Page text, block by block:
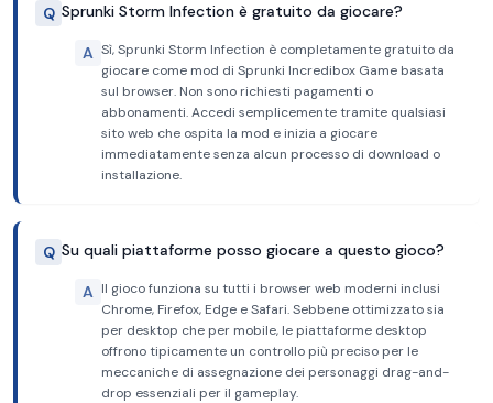
Q Sprunki Storm Infection è gratuito da giocare?
A Sì, Sprunki Storm Infection è completamente gratuito da
giocare come mod di Sprunki Incredibox Game basata
sul browser. Non sono richiesti pagamenti o
abbonamenti. Accedi semplicemente tramite qualsiasi
sito web che ospita la mod e inizia a giocare
immediatamente senza alcun processo di download o
installazione.
Q Su quali piattaforme posso giocare a questo gioco?
A Il gioco funziona su tutti i browser web moderni inclusi
Chrome, Firefox, Edge e Safari. Sebbene ottimizzato sia
per desktop che per mobile, le piattaforme desktop
offrono tipicamente un controllo più preciso per le
meccaniche di assegnazione dei personaggi drag-and-
drop essenziali per il gameplay.